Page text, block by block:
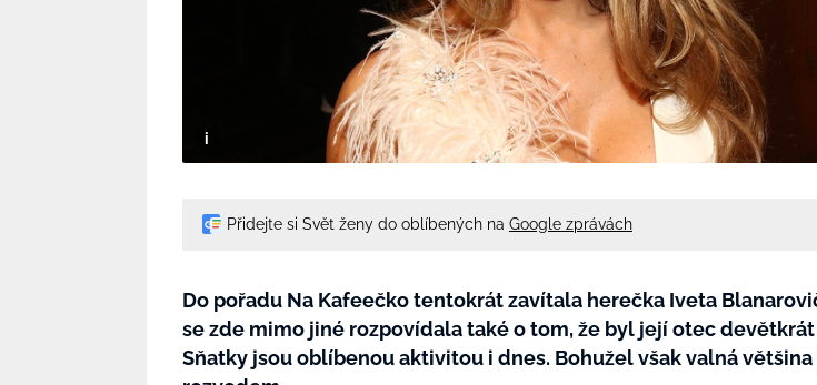
Přidejte si Svět ženy do oblíbených na Google zprávách
Do pořadu Na Kafeečko tentokrát zavítala herečka Iveta
se zde mimo jiné rozpovídala také o tom, že byl její otec devětkrát
Sňatky jsou oblíbenou aktivitou i dnes. Bohužel však valná